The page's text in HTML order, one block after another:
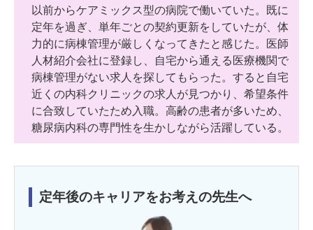
以前からケアミックス型の病院で働いていた。既に
定年を過ぎ、単年ごとの契約更新をしていたが、体
力的に病棟管理が厳しくなってきたと感じた。医師
人材紹介会社に登録し、自宅から通える医療機関で
病棟管理がない求人を探してもらった。すると自宅
近くの内科クリニックの求人が見つかり、希望条件
に合致していたため入職。高齢の患者が多いため、
糖尿病内科の専門性を生かしながら活躍している。
定年後のキャリアをお考えの先生へ